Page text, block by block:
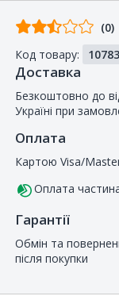
(0)
Код товару:
Доставка
Безкоштовно до
Україні при
Оплата
Картою Visa/
Оплата
Гарантії
Обмін та
після покупки